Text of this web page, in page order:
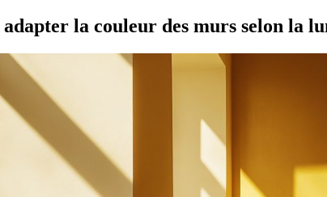
la couleur des murs selon la